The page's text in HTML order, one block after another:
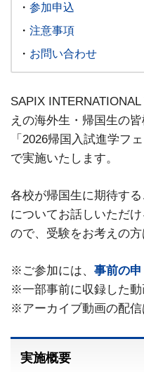
参加申込
注意事項
お問い合わせ
SAPIX
えの海外生・帰国生の
「2026帰国入試進学フ
で実施いたします。
各校が帰国生に期待す
についてお話しいただ
ので、受験をお考えの方
※ご参加には、 事前の
※一部事前に収録した動
※アーカイブ動画の配信
実施概要